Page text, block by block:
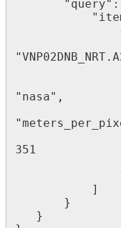
" query" :
"
"VNP02DNB_NRT.
" nasa" ,
"
351
]
}
}